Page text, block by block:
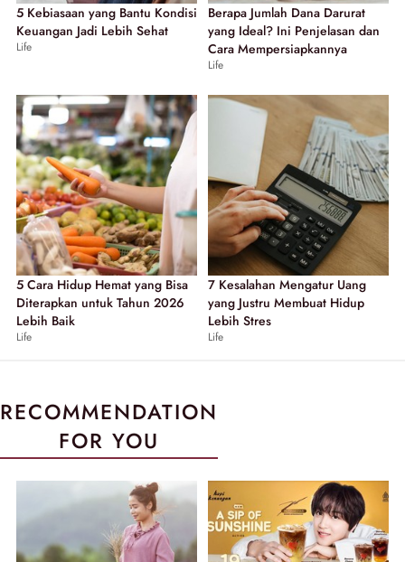
5 Kebiasaan yang Bantu Kondisi
Keuangan Jadi Lebih Sehat
Life
Berapa Jumlah Dana Darurat
yang Ideal? Ini Penjelasan dan
Cara Mempersiapkannya
Life
5 Cara Hidup Hemat yang Bisa
Diterapkan untuk Tahun 2026
Lebih Baik
Life
7 Kesalahan Mengatur Uang
yang Justru Membuat Hidup
Lebih Stres
Life
RECOMMENDATION
FOR YOU